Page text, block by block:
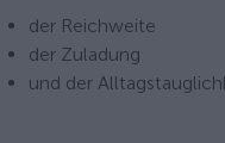
der Reichweite
der Zuladung
und der